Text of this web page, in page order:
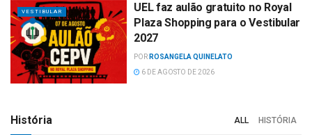
VESTIBULAR
UEL faz aulão gratuito no Royal
Plaza Shopping para o Vestibular
2027
POR ROSANGELA QUINELATO
6 DE AGOSTO DE 2026
História ALL HISTÓRIA